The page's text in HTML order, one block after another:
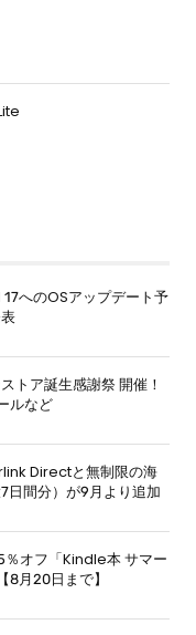
へのOSアップデート予
トア誕生感謝祭 開催！
ルなど
Directと無制限の海
日間分）が9月より追加
オフ「Kindle本 サマー
8月20日まで】